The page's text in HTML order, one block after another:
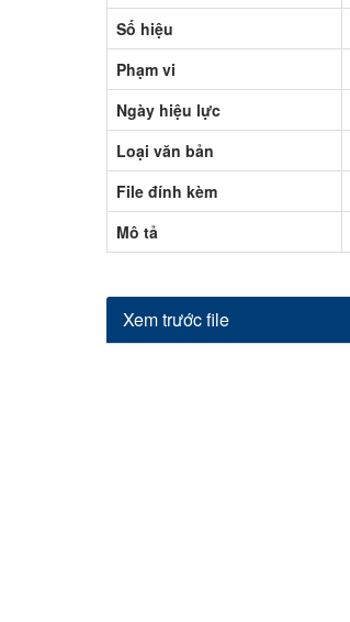
Số hiệu
Phạm vi
Ngày hiệu lực
Loại văn bản
File đính kèm
Mô tả
Xem trước file